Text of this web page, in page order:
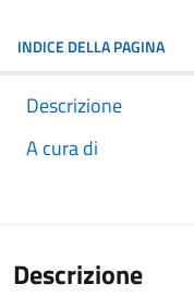
INDICE DELLA PAGINA
Descrizione
A cura di
Descrizione